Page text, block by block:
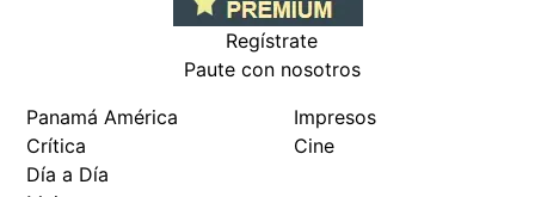
Regístrate
Paute con nosotros
Panamá América
Crítica
Día a Día
Impresos
Cine